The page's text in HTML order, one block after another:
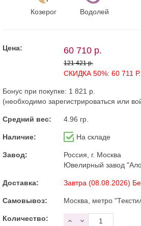
Козерог Водолей
Цена: 60 710 р.
121 421 р.
СКИДКА 50%: 60 711 Р.
Бонус при покупке: 1 821 р.
(необходимо зарегистрироваться или
Средний вес: 4.96 гр.
Наличие: На складе
Завод:
Россия, г. Москва
Ювелирный завод
Доставка: Завтра (08.08.2026)
Самовывоз: Москва, метро
Количество: